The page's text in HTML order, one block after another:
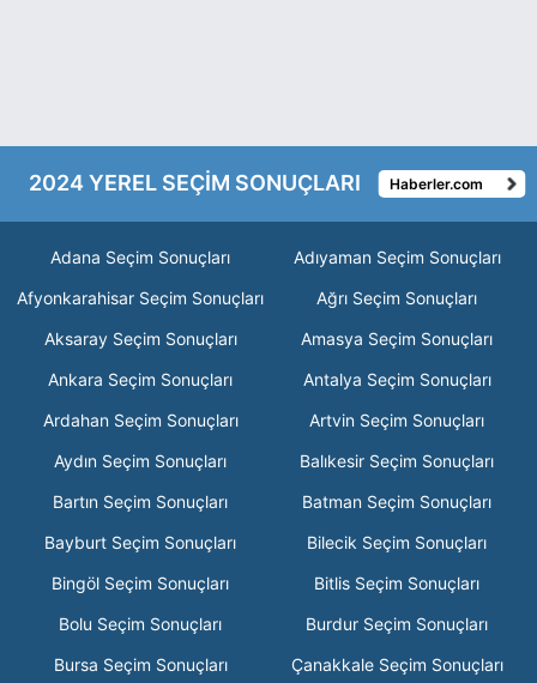
2024 YEREL SEÇİM SONUÇLARI Haberler.com
Adana Seçim Sonuçları
Adıyaman Seçim Sonuçları
Afyonkarahisar Seçim Sonuçları
Ağrı Seçim Sonuçları
Aksaray Seçim Sonuçları
Amasya Seçim Sonuçları
Ankara Seçim Sonuçları
Antalya Seçim Sonuçları
Ardahan Seçim Sonuçları
Artvin Seçim Sonuçları
Aydın Seçim Sonuçları
Balıkesir Seçim Sonuçları
Bartın Seçim Sonuçları
Batman Seçim Sonuçları
Bayburt Seçim Sonuçları
Bilecik Seçim Sonuçları
Bingöl Seçim Sonuçları
Bitlis Seçim Sonuçları
Bolu Seçim Sonuçları
Burdur Seçim Sonuçları
Bursa Seçim Sonuçları
Çanakkale Seçim Sonuçları